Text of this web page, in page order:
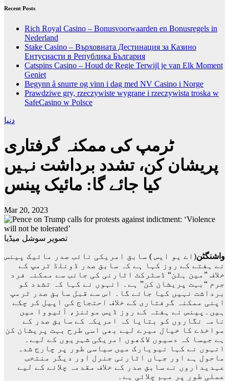
Recent Posts
Rich Royal Casino – Bonusvoorwaarden en Bonusregels in
Nederland
Stake Casino – Върховната Дестинация за Казино
Ентусиасти в Република България
Catspins Casino – Houd de Regie Terwijl je van Elk Moment
Geniet
Begynn å snurre og vinn i dag med NV Casino i Norge
Prawdziwe gry, rzeczywiste wygrane i rzeczywista troska w
SafeCasino w Polsce
دنیا
ٹرمپ کی ممکنہ گرفتاری
پریشان کن، تشدد برداشت نہیں
کیا جائے گا: مائیک پینس
Mar 20, 2023
تصویر سوشل میڈیا
واشنگٹن(اے یو ایس ) سابق امریکی نائب صدر مائیک پینس
نے ہفتے کے روز کہا ہے کہ سابق صدر ڈونلڈ ٹرمپ کے
خلاف ”مین ہٹن“ ڈسٹرکٹ اٹارنی کی جانب سے ممکنہ فرد
جرم “بہت پریشان کن” ہے۔ انہوں نے کہا کہ تشدد کو
برداشت نہیں کیا جائے گا۔ اس سے قبل سابق صدر ٹرمپ
اپنی ممکنہ گرفتاری کے خلاف احتجاج کی اپیل کر چکے
ہیں۔پینس نے ہفتہ کے روز ڈیس موئنز، آئیووا میں
نامہ نگاروں کو بتایا کہ امریکہ کے سابق صدر کے
مواخذے کا خیال میرے لیے بھی اسی طرح بہت پریشان کن
ہے جیسا کہ دسیوں لاکھوں امریکی شہریوں کے لیے۔
انہوں نے کہا نیویارک میں سیاسی طور پر چارج شدہ
ماحول ہے اور جہاں اٹارنی جنرل اور دیگر منتخب
عہدیداروں نے سابق صدر کے خلاف مقدمہ چلانے کے لیے
عملی طور پر مہم چلائی ہے۔